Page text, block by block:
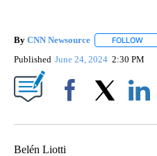
By CNN Newsource FOLLOW
Published June 24, 2024 2:30 PM
Belén Liotti